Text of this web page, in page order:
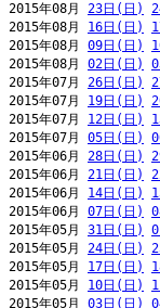
2015年08月 23日(日)
2015年08月 16日(日)
2015年08月 09日(日)
2015年08月 02日(日)
2015年07月 26日(日)
2015年07月 19日(日)
2015年07月 12日(日)
2015年07月 05日(日)
2015年06月 28日(日)
2015年06月 21日(日)
2015年06月 14日(日)
2015年06月 07日(日)
2015年05月 31日(日)
2015年05月 24日(日)
2015年05月 17日(日)
2015年05月 10日(日)
2015年05月 03日(日)